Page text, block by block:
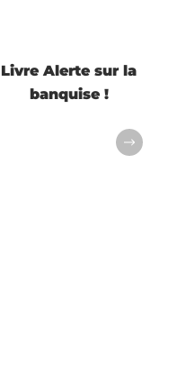
Livre Alerte sur la
banquise !